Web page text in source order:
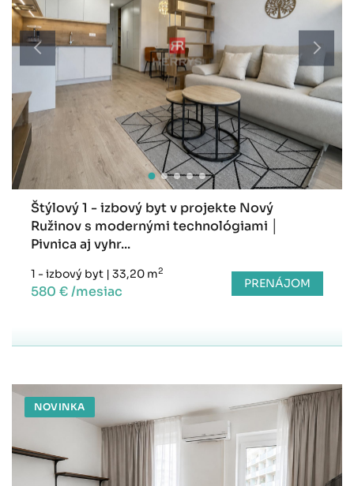
Štýlový 1 - izbový byt v projekte Nový
Ružinov s modernými technológiami │
Pivnica aj vyhr...
1 - izbový byt | 33,20 m2
580 € /mesiac PRENÁJOM
NOVINKA